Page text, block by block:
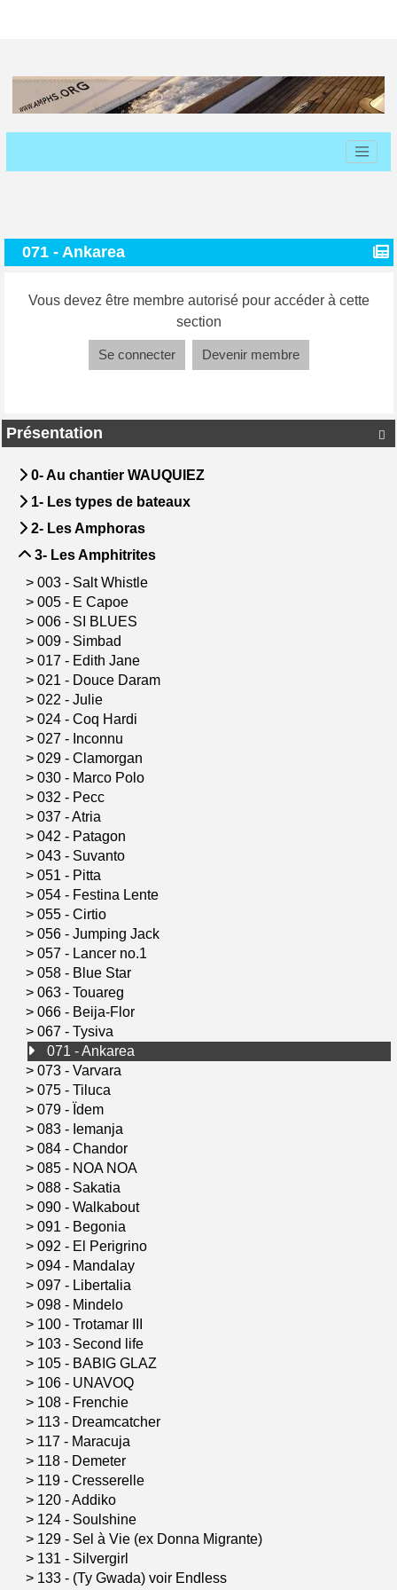

Présentation
0- Au chantier WAUQUIEZ
1- Les types de bateaux
2- Les Amphoras
3- Les Amphitrites
> 003 - Salt Whistle
> 005 - E Capoe
> 006 - SI BLUES
> 009 - Simbad
> 017 - Edith Jane
> 021 - Douce Daram
> 022 - Julie
> 024 - Coq Hardi
> 027 - Inconnu
> 029 - Clamorgan
> 030 - Marco Polo
> 032 - Pecc
> 037 - Atria
> 042 - Patagon
> 043 - Suvanto
> 051 - Pitta
> 054 - Festina Lente
> 055 - Cirtio
> 056 - Jumping Jack
> 057 - Lancer no.1
> 058 - Blue Star
> 063 - Touareg
> 066 - Beija-Flor
> 067 - Tysiva
071 - Ankarea
> 073 - Varvara
> 075 - Tiluca
> 079 - Ïdem
> 083 - Iemanja
> 084 - Chandor
> 085 - NOA NOA
> 088 - Sakatia
> 090 - Walkabout
> 091 - Begonia
> 092 - El Perigrino
> 094 - Mandalay
> 097 - Libertalia
> 098 - Mindelo
> 100 - Trotamar III
> 103 - Second life
> 105 - BABIG GLAZ
> 106 - UNAVOQ
> 108 - Frenchie
> 113 - Dreamcatcher
> 117 - Maracuja
> 118 - Demeter
> 119 - Cresserelle
> 120 - Addiko
> 124 - Soulshine
> 129 - Sel à Vie (ex Donna Migrante)
> 131 - Silvergirl
> 133 - (Ty Gwada) voir Endless
071 - Ankarea
Vous devez être membre autorisé pour accéder à cette
section
Se connecter Devenir membre